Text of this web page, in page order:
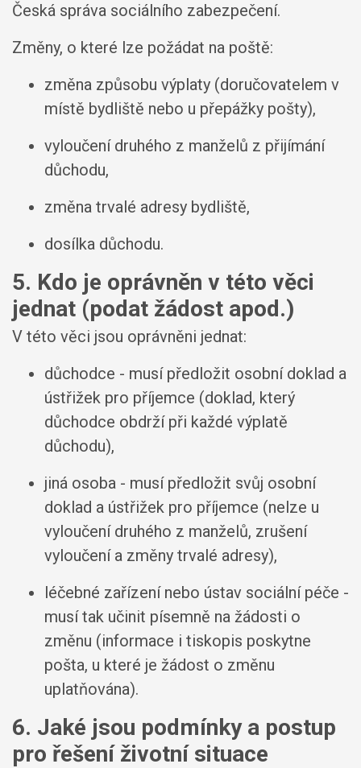
Česká správa sociálního zabezpečení.
Změny, o které lze požádat na poště:
změna způsobu výplaty (doručovatelem v
místě bydliště nebo u přepážky pošty),
vyloučení druhého z manželů z přijímání
důchodu,
změna trvalé adresy bydliště,
dosílka důchodu.
5. Kdo je oprávněn v této věci
jednat (podat žádost apod.)
V této věci jsou oprávněni jednat:
důchodce - musí předložit osobní doklad a
ústřižek pro příjemce (doklad, který
důchodce obdrží při každé výplatě
důchodu),
jiná osoba - musí předložit svůj osobní
doklad a ústřižek pro příjemce (nelze u
vyloučení druhého z manželů, zrušení
vyloučení a změny trvalé adresy),
léčebné zařízení nebo ústav sociální péče -
musí tak učinit písemně na žádosti o
změnu (informace i tiskopis poskytne
pošta, u které je žádost o změnu
uplatňována).
6. Jaké jsou podmínky a postup
pro řešení životní situace